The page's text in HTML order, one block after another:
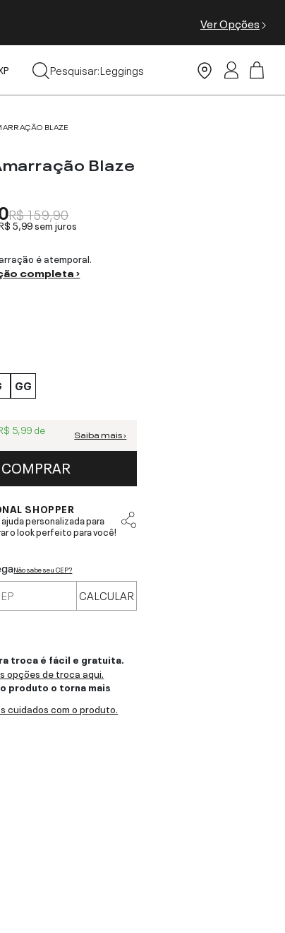
Ver Opções
Pesquisar:
Tops
Leggings
BLAZE
Blaze
R$ 159,90
5,99sem juros
é atemporal.
completa ›
GG
5,99de Saiba mais ›
COMPRAR
SHOPPER
personalizada para
o look perfeito para você!
Não sabe seu CEP?
CALCULAR
troca é fácil e gratuita.
opções de troca aqui.
produto o torna mais
cuidados com o produto.